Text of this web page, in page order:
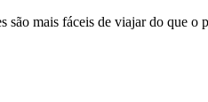
são mais fáceis de viajar do que